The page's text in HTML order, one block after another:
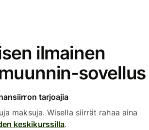
ilmainen
sovellus
tarjoajia
maksuja. Wisella siirrät rahaa aina
keskikurssilla.